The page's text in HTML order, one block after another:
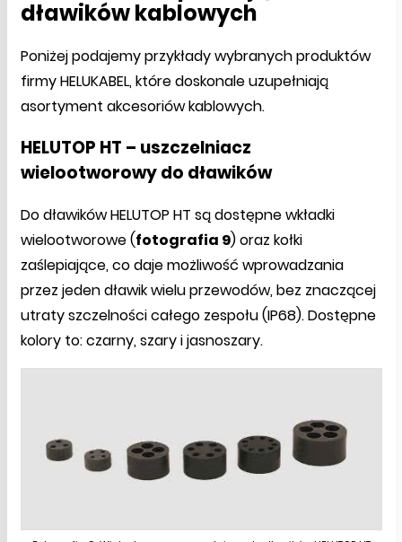
dławików kablowych
Poniżej podajemy przykłady wybranych produktów
firmy HELUKABEL, które doskonale uzupełniają
asortyment akcesoriów kablowych.
HELUTOP HT – uszczelniacz
wielootworowy do dławików
Do dławików HELUTOP HT są dostępne wkładki
wielootworowe (fotografia 9) oraz kołki
zaślepiające, co daje możliwość wprowadzania
przez jeden dławik wielu przewodów, bez znaczącej
utraty szczelności całego zespołu (IP68). Dostępne
kolory to: czarny, szary i jasnoszary.